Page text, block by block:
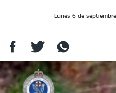
Lunes 6 de